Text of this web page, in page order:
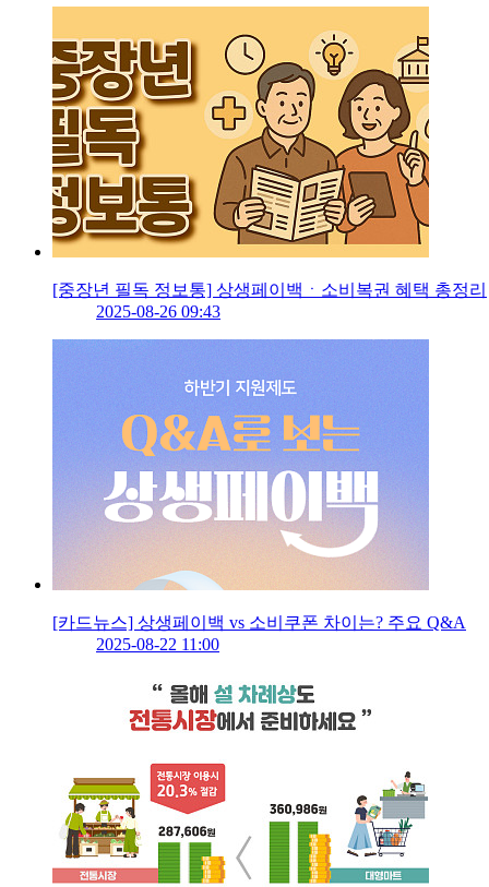
[중장년 필독 정보통] 상생페이백ㆍ소비복권 혜택 총정리
2025-08-26 09:43
[카드뉴스] 상생페이백 vs 소비쿠폰 차이는? 주요 Q&A
2025-08-22 11:00